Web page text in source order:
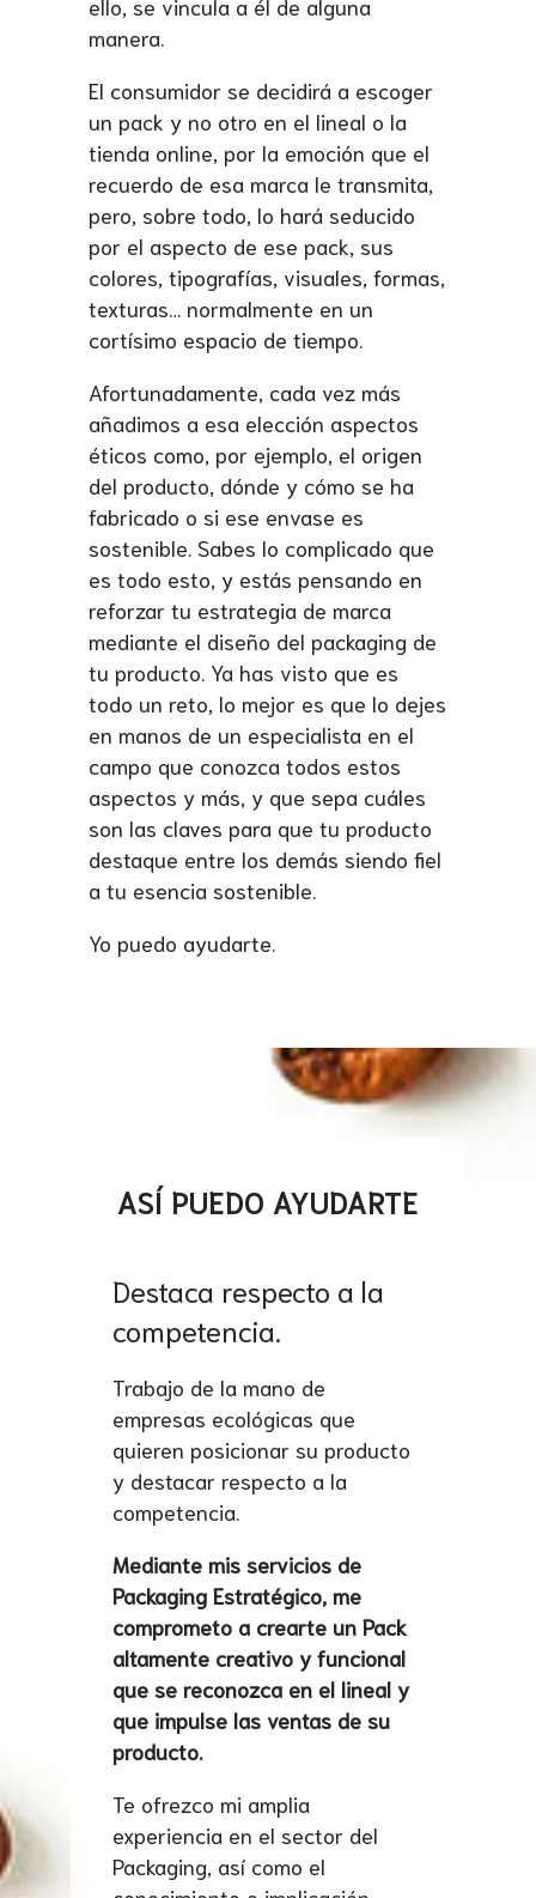
ello, se vincula a él de alguna
manera.
El consumidor se decidirá a escoger
un pack y no otro en el lineal o la
tienda online, por la emoción que el
recuerdo de esa marca le transmita,
pero, sobre todo, lo hará seducido
por el aspecto de ese pack, sus
colores, tipografías, visuales, formas,
texturas… normalmente en un
cortísimo espacio de tiempo.
Afortunadamente, cada vez más
añadimos a esa elección aspectos
éticos como, por ejemplo, el origen
del producto, dónde y cómo se ha
fabricado o si ese envase es
sostenible. Sabes lo complicado que
es todo esto, y estás pensando en
reforzar tu estrategia de marca
mediante el diseño del packaging de
tu producto. Ya has visto que es
todo un reto, lo mejor es que lo dejes
en manos de un especialista en el
campo que conozca todos estos
aspectos y más, y que sepa cuáles
son las claves para que tu producto
destaque entre los demás siendo fiel
a tu esencia sostenible.
Yo puedo ayudarte.
ASÍ PUEDO AYUDARTE
Destaca respecto a la
competencia.
Trabajo de la mano de
empresas ecológicas que
quieren posicionar su producto
y destacar respecto a la
competencia.
Mediante mis servicios de
Packaging Estratégico, me
comprometo a crearte un Pack
altamente creativo y funcional
que se reconozca en el lineal y
que impulse las ventas de su
producto.
Te ofrezco mi amplia
experiencia en el sector del
Packaging, así como el